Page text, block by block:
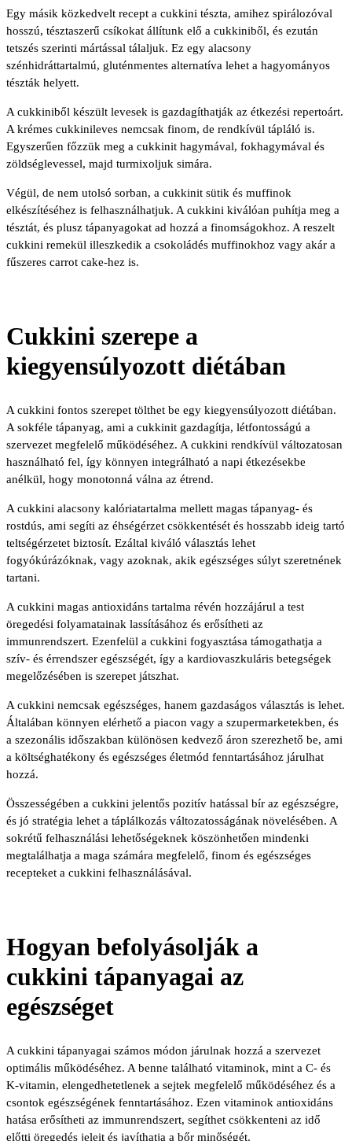
Egy másik közkedvelt recept a cukkini tészta, amihez spirálozóval
hosszú, tésztaszerű csíkokat állítunk elő a cukkiniből, és ezután
tetszés szerinti mártással tálaljuk. Ez egy alacsony
szénhidráttartalmú, gluténmentes alternatíva lehet a hagyományos
tészták helyett.
A cukkiniből készült levesek is gazdagíthatják az étkezési repertoárt.
A krémes cukkinileves nemcsak finom, de rendkívül tápláló is.
Egyszerűen főzzük meg a cukkinit hagymával, fokhagymával és
zöldséglevessel, majd turmixoljuk simára.
Végül, de nem utolsó sorban, a cukkinit sütik és muffinok
elkészítéséhez is felhasználhatjuk. A cukkini kiválóan puhítja meg a
tésztát, és plusz tápanyagokat ad hozzá a finomságokhoz. A reszelt
cukkini remekül illeszkedik a csokoládés muffinokhoz vagy akár a
fűszeres carrot cake-hez is.
Cukkini szerepe a
kiegyensúlyozott diétában
A cukkini fontos szerepet tölthet be egy kiegyensúlyozott diétában.
A sokféle tápanyag, ami a cukkinit gazdagítja, létfontosságú a
szervezet megfelelő működéséhez. A cukkini rendkívül változatosan
használható fel, így könnyen integrálható a napi étkezésekbe
anélkül, hogy monotonná válna az étrend.
A cukkini alacsony kalóriatartalma mellett magas tápanyag- és
rostdús, ami segíti az éhségérzet csökkentését és hosszabb ideig tartó
teltségérzetet biztosít. Ezáltal kiváló választás lehet
fogyókúrázóknak, vagy azoknak, akik egészséges súlyt szeretnének
tartani.
A cukkini magas antioxidáns tartalma révén hozzájárul a test
öregedési folyamatainak lassításához és erősítheti az
immunrendszert. Ezenfelül a cukkini fogyasztása támogathatja a
szív- és érrendszer egészségét, így a kardiovaszkuláris betegségek
megelőzésében is szerepet játszhat.
A cukkini nemcsak egészséges, hanem gazdaságos választás is lehet.
Általában könnyen elérhető a piacon vagy a szupermarketekben, és
a szezonális időszakban különösen kedvező áron szerezhető be, ami
a költséghatékony és egészséges életmód fenntartásához járulhat
hozzá.
Összességében a cukkini jelentős pozitív hatással bír az egészségre,
és jó stratégia lehet a táplálkozás változatosságának növelésében. A
sokrétű felhasználási lehetőségeknek köszönhetően mindenki
megtalálhatja a maga számára megfelelő, finom és egészséges
recepteket a cukkini felhasználásával.
Hogyan befolyásolják a
cukkini tápanyagai az
egészséget
A cukkini tápanyagai számos módon járulnak hozzá a szervezet
optimális működéséhez. A benne található vitaminok, mint a C- és
K-vitamin, elengedhetetlenek a sejtek megfelelő működéséhez és a
csontok egészségének fenntartásához. Ezen vitaminok antioxidáns
hatása erősítheti az immunrendszert, segíthet csökkenteni az idő
előtti öregedés jeleit és javíthatja a bőr minőségét.